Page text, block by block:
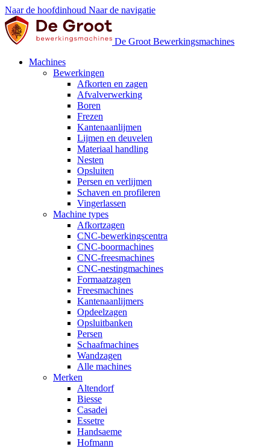
Naar de hoofdinhoud Naar de navigatie
De Groot Bewerkingsmachines
Machines
Bewerkingen
Afkorten en zagen
Afvalverwerking
Boren
Frezen
Kantenaanlijmen
Lijmen en deuvelen
Materiaal handling
Nesten
Opsluiten
Persen en verlijmen
Schaven en profileren
Vingerlassen
Machine types
Afkortzagen
CNC-bewerkingscentra
CNC-boormachines
CNC-freesmachines
CNC-nestingmachines
Formaatzagen
Freesmachines
Kantenaanlijmers
Opdeelzagen
Opsluitbanken
Persen
Schaafmachines
Wandzagen
Alle machines
Merken
Altendorf
Biesse
Casadei
Essetre
Handsaeme
Hofmann